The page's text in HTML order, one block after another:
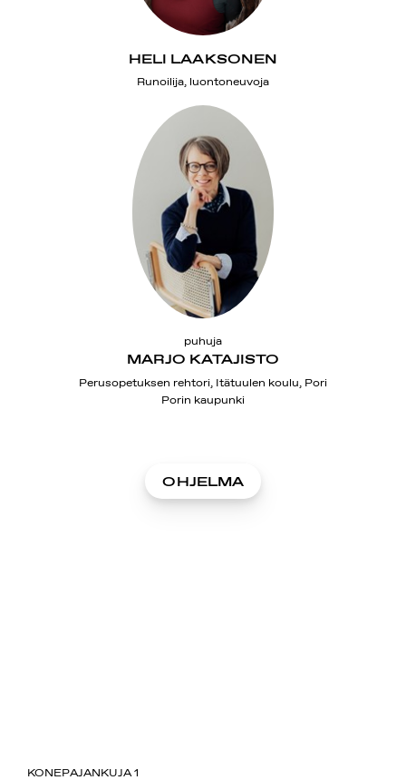
HELI LAAKSONEN
Runoilija, luontoneuvoja
MARJO KATAJISTO
puhuja
Perusopetuksen rehtori, Itätuulen koulu, Pori
Porin kaupunki
OHJELMA
SUOMIAREENA
KONEPAJANKUJA 1